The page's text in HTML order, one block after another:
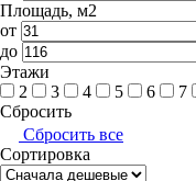
Площадь, м2
от
до
Этажи
2
3 4 5 6 7
Сбросить
Сбросить все
Сортировка